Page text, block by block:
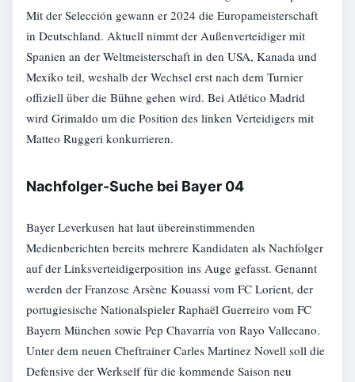
Mit der Selección gewann er 2024 die Europameisterschaft
in Deutschland. Aktuell nimmt der Außenverteidiger mit
Spanien an der Weltmeisterschaft in den USA, Kanada und
Mexiko teil, weshalb der Wechsel erst nach dem Turnier
offiziell über die Bühne gehen wird. Bei Atlético Madrid
wird Grimaldo um die Position des linken Verteidigers mit
Matteo Ruggeri konkurrieren.
Nachfolger-Suche bei Bayer 04
Bayer Leverkusen hat laut übereinstimmenden
Medienberichten bereits mehrere Kandidaten als Nachfolger
auf der Linksverteidigerposition ins Auge gefasst. Genannt
werden der Franzose Arsène Kouassi vom FC Lorient, der
portugiesische Nationalspieler Raphaël Guerreiro vom FC
Bayern München sowie Pep Chavarría von Rayo Vallecano.
Unter dem neuen Cheftrainer Carles Martinez Novell soll die
Defensive der Werkself für die kommende Saison neu